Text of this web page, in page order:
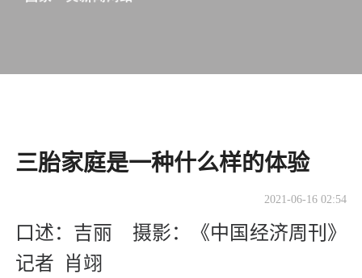
三胎家庭是一种什么样的体验
2021-06-16 02:54
口述：吉丽 摄影：《中国经济周刊》
记者 肖翊